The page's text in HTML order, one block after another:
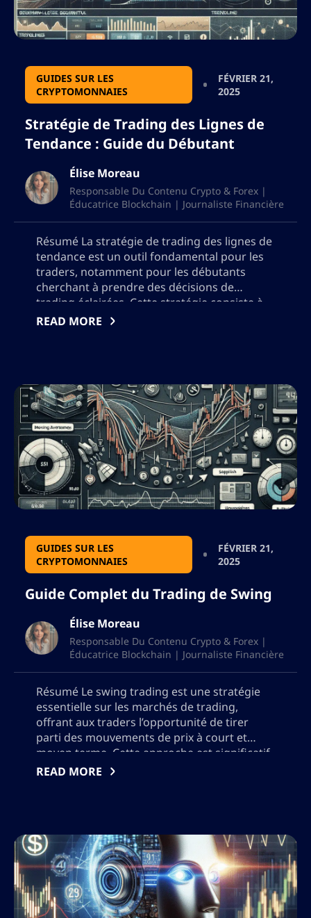
GUIDES SUR LES
CRYPTOMONNAIES
FÉVRIER 21,
2025
Stratégie de Trading des Lignes de
Tendance : Guide du Débutant
Élise Moreau
Responsable Du Contenu Crypto & Forex |
Éducatrice Blockchain | Journaliste Financière
Résumé La stratégie de trading des lignes de
tendance est un outil fondamental pour les
traders, notamment pour les débutants
cherchant à prendre des décisions de
trading éclairées. Cette stratégie consiste à
tracer des lignes sur les graphiques de prix
READ MORE
GUIDES SUR LES
CRYPTOMONNAIES
FÉVRIER 21,
2025
Guide Complet du Trading de Swing
Élise Moreau
Responsable Du Contenu Crypto & Forex |
Éducatrice Blockchain | Journaliste Financière
Résumé Le swing trading est une stratégie
essentielle sur les marchés de trading,
offrant aux traders l’opportunité de tirer
parti des mouvements de prix à court et
moyen terme. Cette approche est significatif
pour les traders cherchant à profiter de la
READ MORE